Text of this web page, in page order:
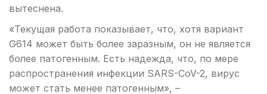
вытеснена.
«Текущая работа показывает, что, хотя вариант
G614 может быть более заразным, он не является
более патогенным. Есть надежда, что, по мере
распространения инфекции SARS-CoV-2, вирус
может стать менее патогенным», –